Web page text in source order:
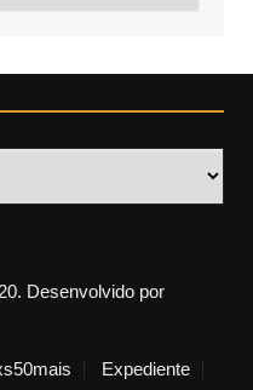
Desenvolvido por
Expediente